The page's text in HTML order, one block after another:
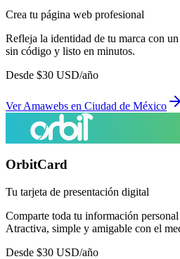
Crea tu página web profesional
Refleja la identidad de tu marca con
sin código y listo en minutos.
Desde $30 USD/año
VerAmawebs en Ciudad de México
OrbitCard
Tu tarjeta de presentación digital
Comparte toda tu información
Atractiva, simple y amigable con el
Desde $30 USD/año